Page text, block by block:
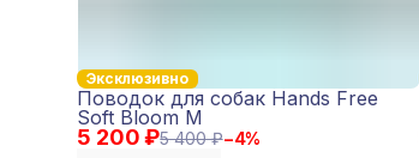
Эксклюзивно
5 200 ₽5 400 ₽−4%
Поводок для собак Hands Free
Soft Bloom M